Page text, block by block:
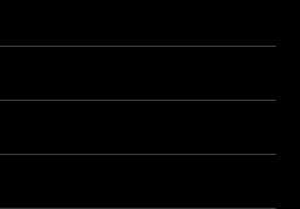
豪への思い入れがスタッ
もあり、議論は紛糾、基
半年近い期間を要しまし
・大学生の皆さんに一番
ーズなので、立ち読みだけ
端康成